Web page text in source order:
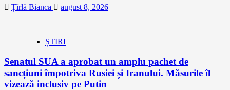
Țîrlă Bianca august 8, 2026
ȘTIRI
Senatul SUA a aprobat un amplu pachet de
sancțiuni împotriva Rusiei și Iranului. Măsurile îl
vizează inclusiv pe Putin